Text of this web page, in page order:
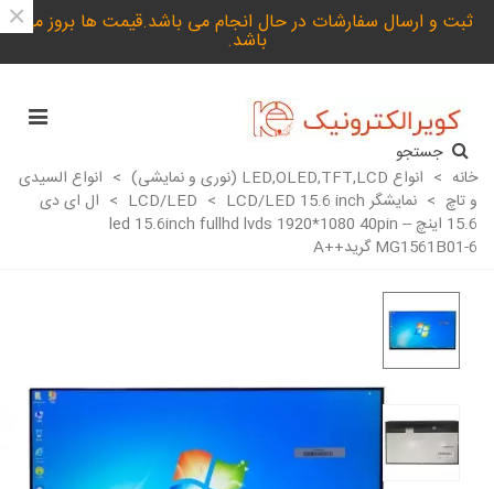
ثبت و ارسال سفارشات در حال انجام می باشد.قیمت ها بروز می
باشد.
×
جستجو
خانه > انواع LED,OLED,TFT,LCD (نوری و نمایشی) > انواع السیدی
و تاچ > نمایشگر LCD/LED > LCD/LED 15.6 inch
> ال ای دی
15.6 اینچ -led 15.6inch fullhd lvds 1920*1080 40pin -
MG1561B01-6 گرید++A